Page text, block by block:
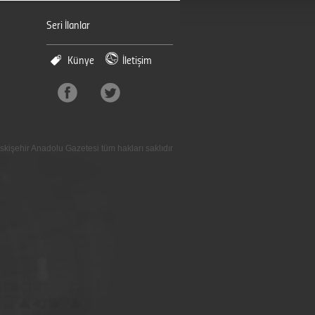
Seri İlanlar
Künye İletişim
Anadolu Gazetesi tüm hakları saklıdır